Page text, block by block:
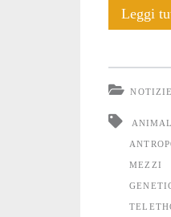
Leggi
NOTIZIE
MEZZI